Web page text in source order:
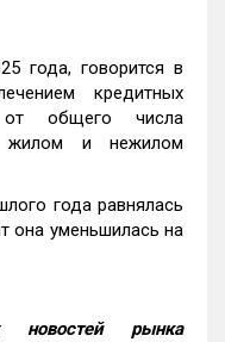
года, говорится в
кредитных
от общего числа
жилом и нежилом
года равнялась
она уменьшилась на
новостей рынка